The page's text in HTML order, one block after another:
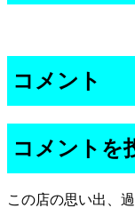
コメント
コメントを
この店の思い出、